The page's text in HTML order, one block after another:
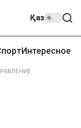
Қаз
Интересное